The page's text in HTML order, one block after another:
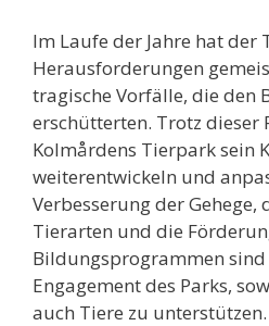
Im Laufe der Jahre hat der
Herausforderungen
tragische Vorfälle, die den
erschütterten. Trotz dieser
Kolmårdens Tierpark sein
weiterentwickeln und
Verbesserung der
Tierarten und die
Bildungsprogrammen sind
Engagement des Parks,
auch Tiere zu unterstützen.